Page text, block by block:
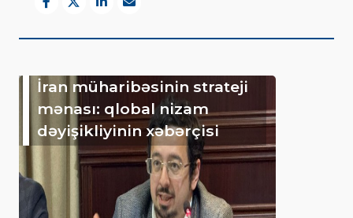
İran müharibəsinin strateji
mənası: qlobal nizam
dəyişikliyinin xəbərçisi